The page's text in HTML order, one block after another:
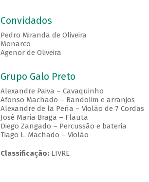
Convidados
Pedro Miranda de Oliveira
Monarco
Agenor de Oliveira
Grupo Galo Preto
Alexandre Paiva – Cavaquinho
Afonso Machado – Bandolim e arranjos
Alexandre de la Peña – Violão de 7 Cordas
José Maria Braga – Flauta
Diego Zangado – Percussão e bateria
Tiago L. Machado – Violão
Classificação:LIVRE